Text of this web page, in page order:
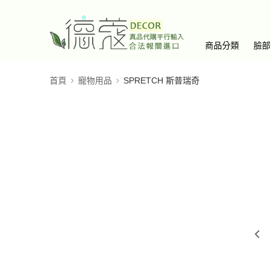
商品分類 臉
首頁 寵物用品 SPRETCH 斯普瑞奇